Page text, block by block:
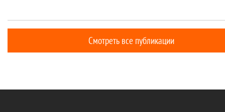
Смотреть все публикации